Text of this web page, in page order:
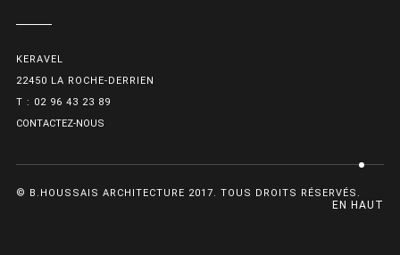
KERAVEL
22450 LA ROCHE-DERRIEN
T : 02 96 43 23 89
CONTACTEZ-NOUS
© B.HOUSSAIS ARCHITECTURE 2017. TOUS DROITS RÉSERVÉS.
EN HAUT